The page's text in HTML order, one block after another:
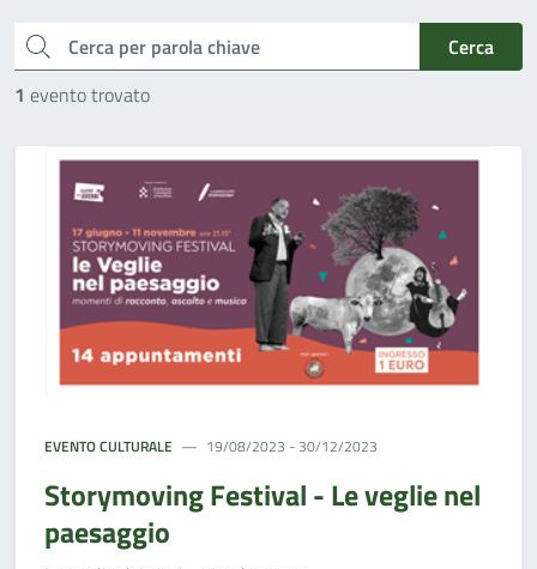
cerca
Cerca
1 evento trovato
EVENTO CULTURALE 19/08/2023 - 30/12/2023
Storymoving Festival - Le veglie nel
paesaggio